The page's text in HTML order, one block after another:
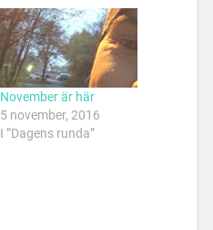
November är här
5 november, 2016
I ”Dagens runda”